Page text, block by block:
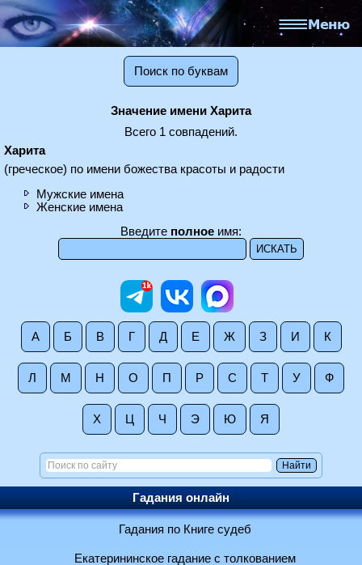
Поиск по буквам
Значение имени Харита
Всего 1 совпадений.
Харита
(греческое) по имени божества красоты и радости
Мужские имена
Женские имена
Введите полное имя:
А Б В Г Д Е Ж З И К
Л М Н О П Р С Т У Ф
Х Ц Ч Э Ю Я
Гадания онлайн
Гадания по Книге судеб
Екатерининское гадание с толкованием